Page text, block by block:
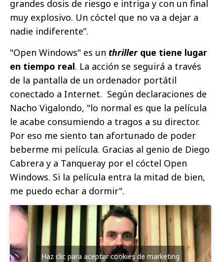
grandes dosis de riesgo e intriga y con un final
muy explosivo. Un cóctel que no va a dejar a
nadie indiferente”.
"Open Windows" es un thrillerque tiene lugar
en tiempo real. La acción se seguirá a través
de la pantalla de un ordenador portátil
conectado a Internet. Según declaraciones de
Nacho Vigalondo, "lo normal es que la película
le acabe consumiendo a tragos a su director.
Por eso me siento tan afortunado de poder
beberme mi película. Gracias al genio de Diego
Cabrera y a Tanqueray por el cóctel Open
Windows. Si la película entra la mitad de bien,
me puedo echar a dormir".
Haz clic para aceptar cookies de marketing